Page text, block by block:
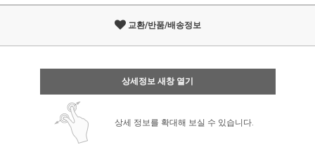
교환/반품/배송정보
상세정보 새창 열기
상세 정보를 확대해 보실 수 있습니다.